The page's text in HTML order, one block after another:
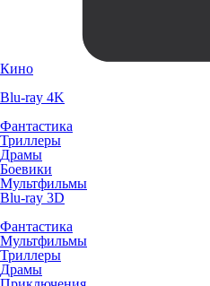
Кино
Blu-ray 4K
Фантастика
Триллеры
Драмы
Боевики
Мультфильмы
Blu-ray 3D
Фантастика
Мультфильмы
Триллеры
Драмы